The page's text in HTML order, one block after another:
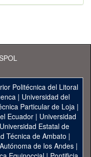
Politécnica del Litoral
| Universidad del
Particular de Loja|
Ecuador| Universidad
Universidad Estatal de
Técnica de Ambato |
de los Andes|